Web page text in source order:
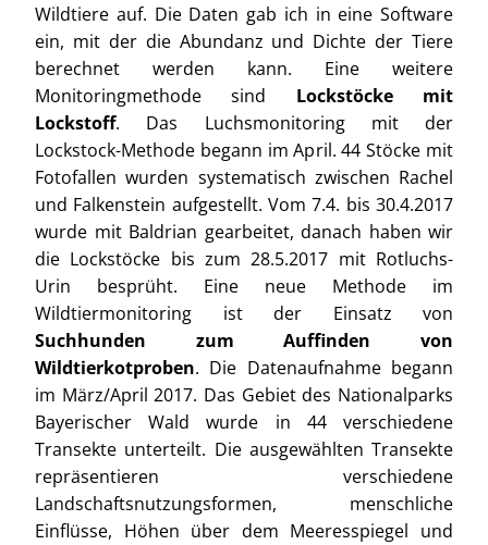
Wildtiere auf. Die Daten gab ich in eine Software
ein, mit der die Abundanz und Dichte der Tiere
berechnet werden kann. Eine weitere
Monitoringmethode sind Lockstöcke mit
Lockstoff. Das Luchsmonitoring mit der
Lockstock-Methode begann im April. 44 Stöcke mit
Fotofallen wurden systematisch zwischen Rachel
und Falkenstein aufgestellt. Vom 7.4. bis 30.4.2017
wurde mit Baldrian gearbeitet, danach haben wir
die Lockstöcke bis zum 28.5.2017 mit Rotluchs-
Urin besprüht. Eine neue Methode im
Wildtiermonitoring ist der Einsatz von
Suchhunden zum Auffinden von
Wildtierkotproben. Die Datenaufnahme begann
im März/April 2017. Das Gebiet des Nationalparks
Bayerischer Wald wurde in 44 verschiedene
Transekte unterteilt. Die ausgewählten Transekte
repräsentieren verschiedene
Landschaftsnutzungsformen, menschliche
Einflüsse, Höhen über dem Meeresspiegel und